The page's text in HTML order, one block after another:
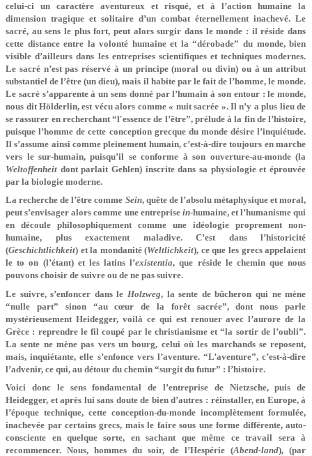
celui-ci un caractère aventureux et risqué, et à l’action humaine la
dimension tragique et solitaire d’un combat éternellement inachevé. Le
sacré, au sens le plus fort, peut alors surgir dans le monde : il réside dans
cette distance entre la volonté humaine et la “dérobade” du monde, bien
visible d’ailleurs dans les entreprises scientifiques et techniques modernes.
Le sacré n’est pas réservé à un principe (moral ou divin) ou à un attribut
substantiel de l’être (un dieu), mais il habite par le fait de l’homme, le monde.
Le sacré s’apparente à un sens donné par l’humain à son entour : le monde,
nous dit Hölderlin, est vécu alors comme « nuit sacrée ». Il n’y a plus lieu de
se rassurer en recherchant “l′essence de l’être”, prélude à la fin de l’histoire,
puisque l’homme de cette conception grecque du monde désire l’inquiétude.
Il s’assume ainsi comme pleinement humain, c’est-à-dire toujours en marche
vers le sur-humain, puisqu’il se conforme à son ouverture-au-monde (la
Weltoffenheit dont parlait Gehlen) inscrite dans sa physiologie et éprouvée
par la biologie moderne.
La recherche de l’être comme Sein, quête de l’absolu métaphysique et moral,
peut s’envisager alors comme une entreprise in-humaine, et l’humanisme qui
en découle philosophiquement comme une idéologie proprement non-
humaine, plus exactement maladive. C’est dans l’historicité
(Geschichtlichkeit) et la mondanité (Weltlichkeit), ce que les grecs appelaient
le to on (l’étant) et les latins l’existentia, que réside le chemin que nous
pouvons choisir de suivre ou de ne pas suivre.
Le suivre, s’enfoncer dans le Holzweg, la sente de bûcheron qui ne mène
“nulle part” sinon “au cœur de la forêt sacrée”, dont nous parle
mystérieusement Heidegger, voilà ce qui est renouer avec l’aurore de la
Grèce : reprendre le fil coupé par le christianisme et “la sortir de l’oubli”.
La sente ne mène pas vers un bourg, celui où les marchands se reposent,
mais, inquiétante, elle s’enfonce vers l’aventure. “L’aventure”, c’est-à-dire
l’advenir, ce qui, au détour du chemin “surgit du futur” : l’histoire.
Voici donc le sens fondamental de l’entreprise de Nietzsche, puis de
Heidegger, et après lui sans doute de bien d’autres : réinstaller, en Europe, à
l’époque technique, cette conception-du-monde incomplètement formulée,
inachevée par certains grecs, mais le faire sous une forme différente, auto-
consciente en quelque sorte, en sachant que même ce travail sera à
recommencer. Nous, hommes du soir, de l’Hespérie (Abend-land), (par